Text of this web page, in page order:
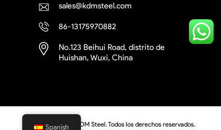
sales@kdmsteel.com
86-13175970882
No.123 Beihui Road, distrito de
Huishan, Wuxi, China
© Copyright 2026 KDM Steel. Todos los derechos reservados.
Spanish